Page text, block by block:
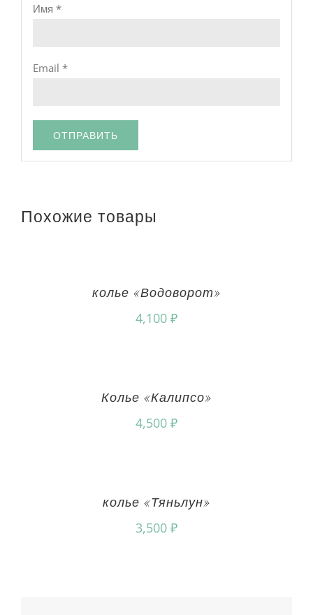
Имя *
Email *
Похожие товары
колье «Водоворот»
4,100 ₽
Колье «Калипсо»
4,500 ₽
колье «Тяньлун»
3,500 ₽